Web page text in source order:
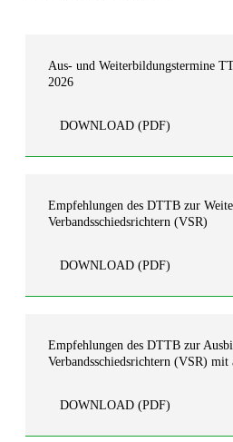
Aus- und Weiterbildungstermine
2026
DOWNLOAD (PDF)
Empfehlungen des DTTB zur
Verbandsschiedsrichtern (VSR)
DOWNLOAD (PDF)
Empfehlungen des DTTB zur
Verbandsschiedsrichtern (VSR) mit
DOWNLOAD (PDF)